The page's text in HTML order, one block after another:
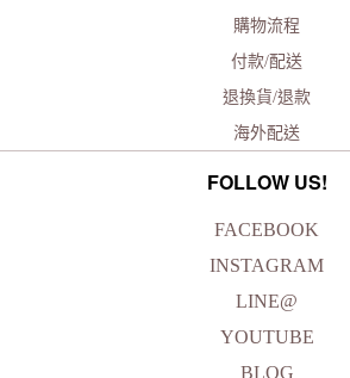
購物流程
付款/配送
退換貨/退款
海外配送
FOLLOW US!
FACEBOOK
INSTAGRAM
LINE@
YOUTUBE
BLOG